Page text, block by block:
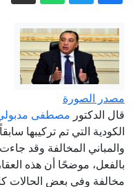
في
هل
مصدر الصورة
قال الدكتور مصطفى
الكودية التي تم تركيبها
والمباني المخالفة وقد
بالفعل، موضحًا أن هذه
مخالفة وفي بعض الحالات